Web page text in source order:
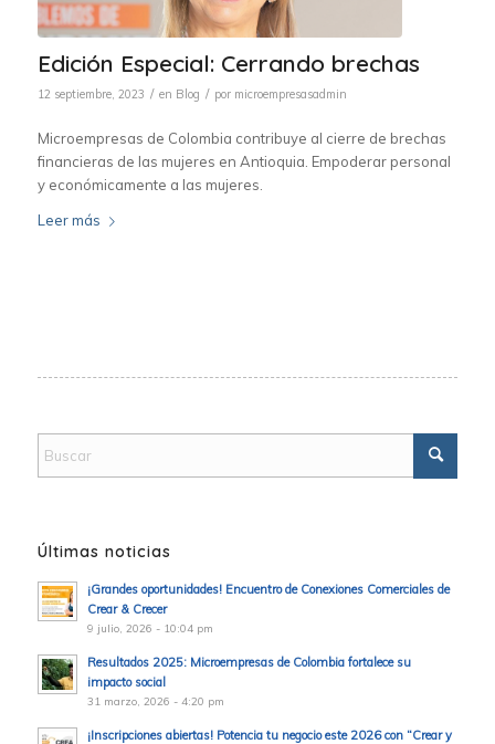
Edición Especial: Cerrando brechas
12 septiembre, 2023 / en Blog / por microempresasadmin
Microempresas de Colombia contribuye al cierre de brechas
financieras de las mujeres en Antioquia. Empoderar personal
y económicamente a las mujeres.
Leer más
Últimas noticias
¡Grandes oportunidades! Encuentro de Conexiones Comerciales de
Crear & Crecer
9 julio, 2026 - 10:04 pm
Resultados 2025: Microempresas de Colombia fortalece su
impacto social
31 marzo, 2026 - 4:20 pm
¡Inscripciones abiertas! Potencia tu negocio este 2026 con “Crear y